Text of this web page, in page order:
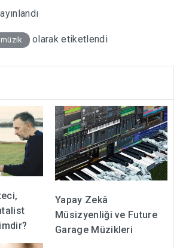
müzik olarak etiketlendi
Yapay Zekâ
Müsizyenliği ve Future
Garage Müzikleri